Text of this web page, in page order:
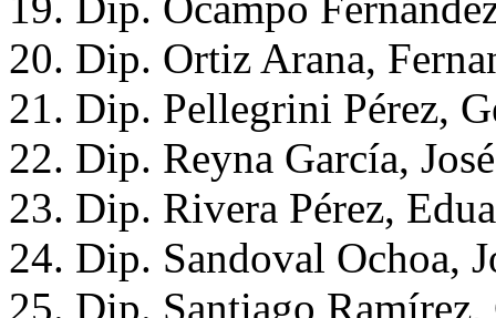
20. Dip. Ortiz Arana,
21. Dip. Pellegrini Pérez,
22. Dip. Reyna García,
23. Dip. Rivera Pérez,
24. Dip. Sandoval Ochoa,
25. Dip. Santiago